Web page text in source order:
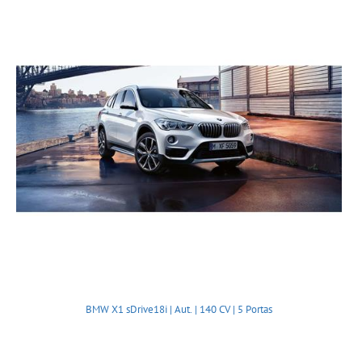
BMW X1 sDrive18i | Aut. | 140 CV | 5 Portas